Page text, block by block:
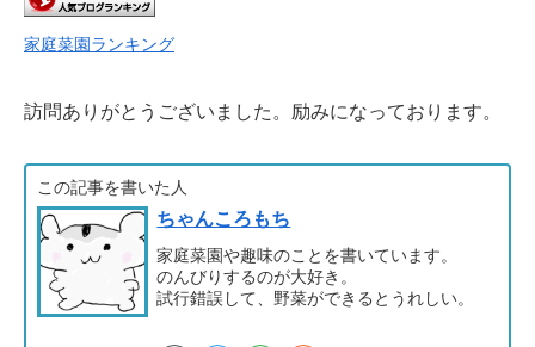
家庭菜園ランキング
訪問ありがとうございました。励みになっております。
この記事を書いた人
ちゃんころもち
家庭菜園や趣味のことを書いています。
のんびりするのが大好き。
試行錯誤して、野菜ができるとうれしい。